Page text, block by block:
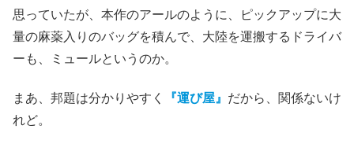
思っていたが、本作のアールのように、ピックアップに大
量の麻薬入りのバッグを積んで、大陸を運搬するドライバ
ーも、ミュールというのか。
まあ、邦題は分かりやすく 『運び屋』 だから、関係ないけ
れど。